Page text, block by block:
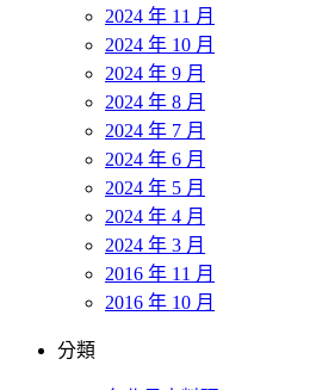
2024 年 11 月
2024 年 10 月
2024 年 9 月
2024 年 8 月
2024 年 7 月
2024 年 6 月
2024 年 5 月
2024 年 4 月
2024 年 3 月
2016 年 11 月
2016 年 10 月
分類